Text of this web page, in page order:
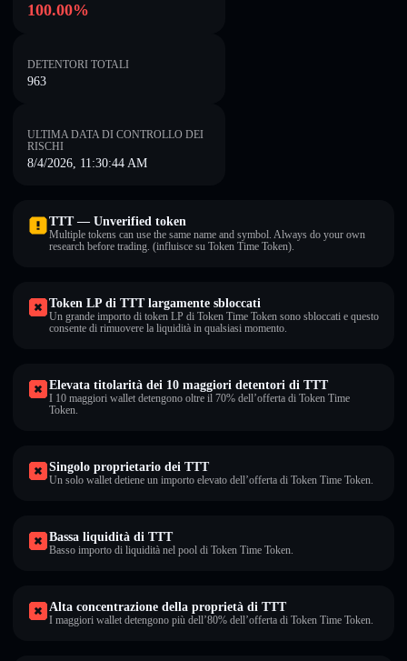
100.00%
DETENTORI TOTALI
963
ULTIMA DATA DI CONTROLLO DEI
RISCHI
8/4/2026, 11:30:44 AM
TTT — Unverified token
Multiple tokens can use the same name and symbol. Always do your own
research before trading. (influisce su Token Time Token).
Token LP di TTT largamente sbloccati
Un grande importo di token LP di Token Time Token sono sbloccati e questo
consente di rimuovere la liquidità in qualsiasi momento.
Elevata titolarità dei 10 maggiori detentori di TTT
I 10 maggiori wallet detengono oltre il 70% dell’offerta di Token Time
Token.
Singolo proprietario dei TTT
Un solo wallet detiene un importo elevato dell’offerta di Token Time Token.
Bassa liquidità di TTT
Basso importo di liquidità nel pool di Token Time Token.
Alta concentrazione della proprietà di TTT
I maggiori wallet detengono più dell’80% dell’offerta di Token Time Token.